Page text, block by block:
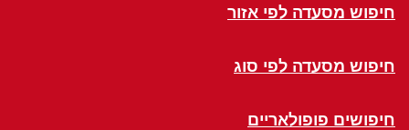
חיפוש מסעדה לפי אזור
חיפוש מסעדה לפי סוג
חיפושים פופולאריים